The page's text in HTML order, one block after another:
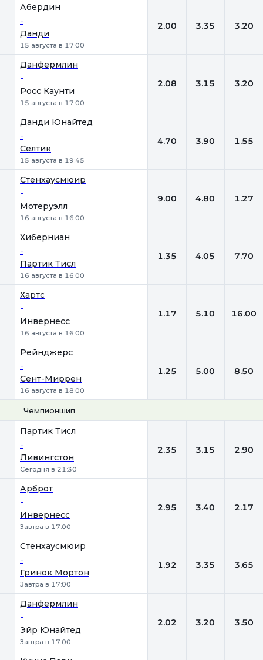
Абердин
-
Данди
15 августа в 17:00
2.00 3.35 3.20
Данфермлин
-
Росс Каунти
15 августа в 17:00
2.08 3.15 3.20
Данди Юнайтед
-
Селтик
15 августа в 19:45
4.70 3.90 1.55
Стенхаусмюир
-
Мотеруэлл
16 августа в 16:00
9.00 4.80 1.27
Хиберниан
-
Партик Тисл
16 августа в 16:00
1.35 4.05 7.70
Хартс
-
Инвернесс
16 августа в 16:00
1.17 5.10 16.00
Рейнджерс
-
Сент-Миррен
16 августа в 18:00
1.25 5.00 8.50
Чемпионшип
Партик Тисл
-
Ливингстон
Сегодня в 21:30
2.35 3.15 2.90
Арброт
-
Инвернесс
Завтра в 17:00
2.95 3.40 2.17
Стенхаусмюир
-
Гринок Мортон
Завтра в 17:00
1.92 3.35 3.65
Данфермлин
-
Эйр Юнайтед
Завтра в 17:00
2.02 3.20 3.50